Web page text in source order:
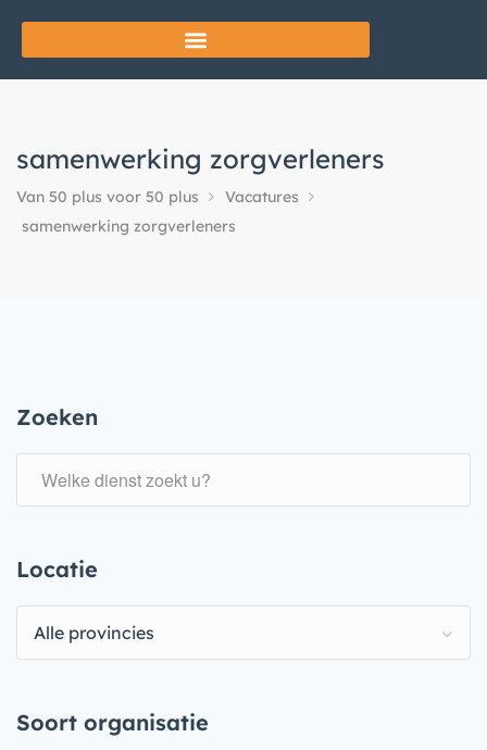
samenwerking zorgverleners
Van 50 plus voor 50 plus
Vacatures
samenwerking zorgverleners
Zoeken
Locatie
Alle provincies
Soort organisatie